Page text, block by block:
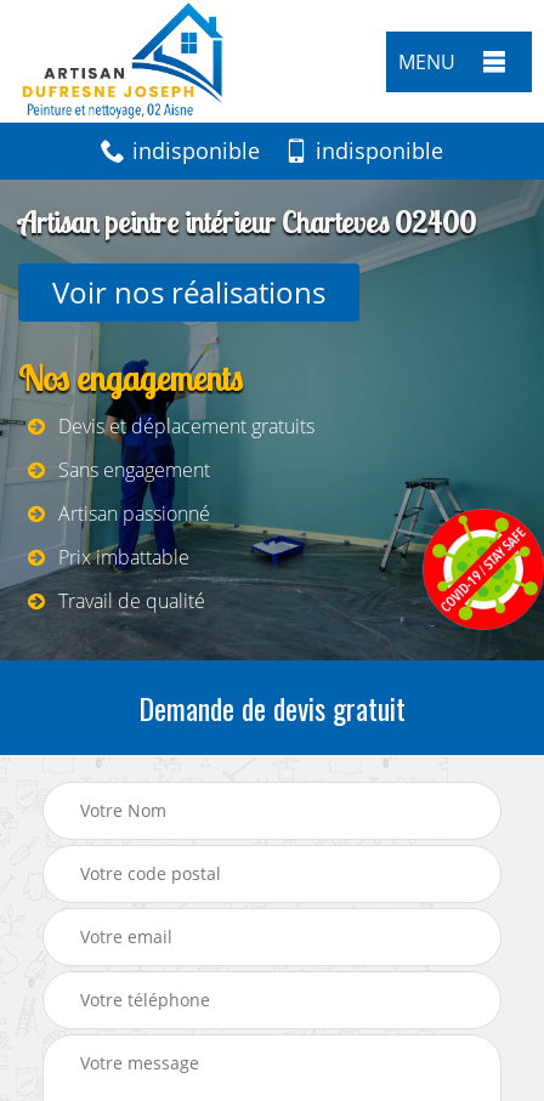
MENU
indisponible indisponible
Artisan peintre intérieur Charteves 02400
Voir nos réalisations
Nos engagements
Devis et déplacement gratuits
Sans engagement
Artisan passionné
Prix imbattable
Travail de qualité
Demande de devis gratuit